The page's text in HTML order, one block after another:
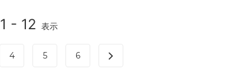
1 - 12 表示
4 5 6